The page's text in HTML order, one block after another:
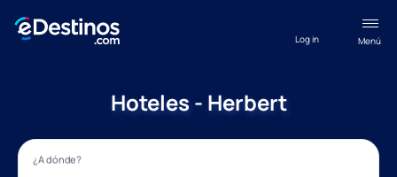
Menú
Log in
Hoteles - Herbert